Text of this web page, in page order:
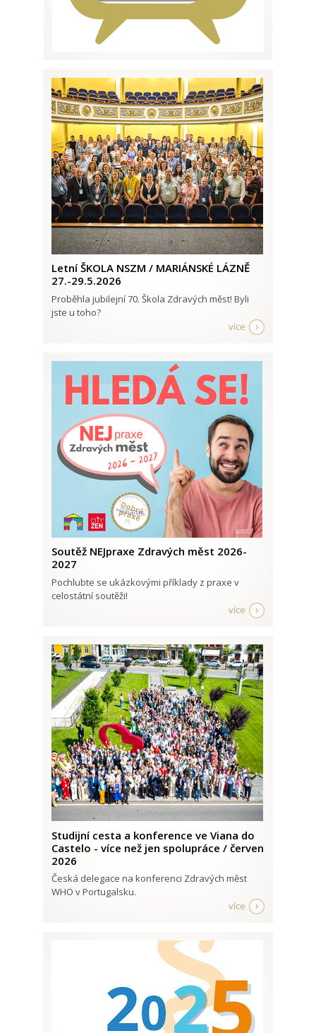
Letní ŠKOLA NSZM / MARIÁNSKÉ LÁZNĚ
27.-29.5.2026
Proběhla jubilejní 70. Škola Zdravých měst! Byli
jste u toho?
více
Soutěž NEJpraxe Zdravých měst 2026-
2027
Pochlubte se ukázkovými příklady z praxe v
celostátní soutěži!
více
Studijní cesta a konference ve Viana do
Castelo - více než jen spolupráce / červen
2026
Česká delegace na konferenci Zdravých měst
WHO v Portugalsku.
více